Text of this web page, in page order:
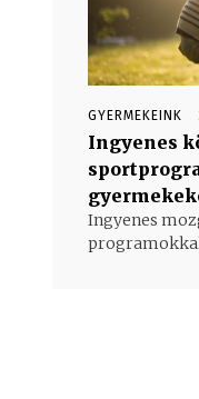
GYERMEKEINK
Ingyenes
Ingyenes
programokkal